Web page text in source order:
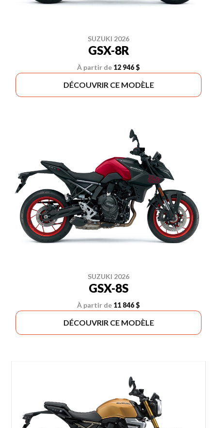
SUZUKI 2026
GSX-8R
À partir de 12 946 $
DÉCOUVRIR CE MODÈLE
SUZUKI 2026
GSX-8S
À partir de 11 846 $
DÉCOUVRIR CE MODÈLE